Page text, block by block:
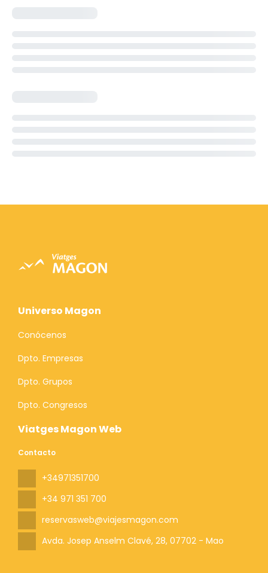
Viatges Magon Web
Contacto
+34971351700
+34 971 351 700
reservasweb@viajesmagon.com
Avda. Josep Anselm Clavé, 28, 07702 - Mao
Universo Magon
Conócenos
Dpto. Empresas
Dpto. Grupos
Dpto. Congresos